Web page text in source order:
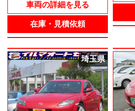
車両の詳細を見る
在庫・見積依頼
埼玉県